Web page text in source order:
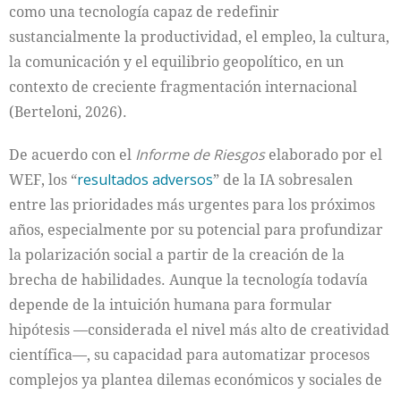
como una tecnología capaz de redefinir
sustancialmente la productividad, el empleo, la cultura,
la comunicación y el equilibrio geopolítico, en un
contexto de creciente fragmentación internacional
(Berteloni, 2026).
De acuerdo con el Informe de Riesgoselaborado por el
WEF, los “resultados adversos” de la IA sobresalen
entre las prioridades más urgentes para los próximos
años, especialmente por su potencial para profundizar
la polarización social a partir de la creación de la
brecha de habilidades. Aunque la tecnología todavía
depende de la intuición humana para formular
hipótesis —considerada el nivel más alto de creatividad
científica—, su capacidad para automatizar procesos
complejos ya plantea dilemas económicos y sociales de